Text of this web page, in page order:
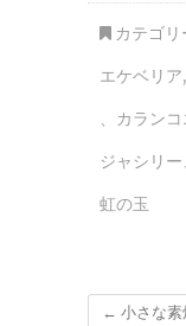
カテゴリ
エケベリア,
、
カランコ
ジャシリー
虹の玉
← 小さな